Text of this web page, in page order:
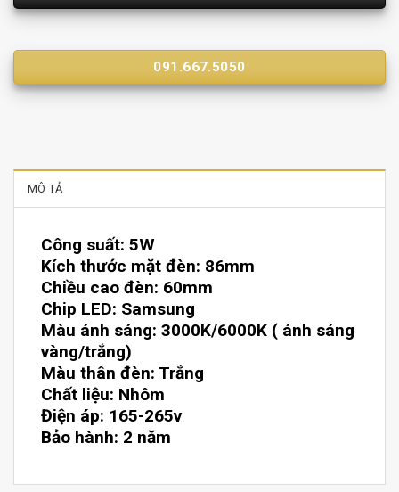
091.667.5050
MÔ TẢ
Công suất: 5W
Kích thước mặt đèn: 86mm
Chiều cao đèn: 60mm
Chip LED: Samsung
Màu ánh sáng: 3000K/6000K ( ánh sáng
vàng/trắng)
Màu thân đèn: Trắng
Chất liệu: Nhôm
Điện áp: 165-265v
Bảo hành: 2 năm